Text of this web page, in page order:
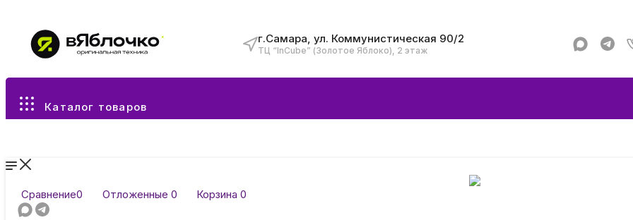
г.Самара, ул. Коммунистическая 90/2
ТЦ “InCube” (Золотое Яблоко), 2 этаж
Каталог товаров
Сравнение0 Отложенные 0 Корзина 0
Все разделы каталога